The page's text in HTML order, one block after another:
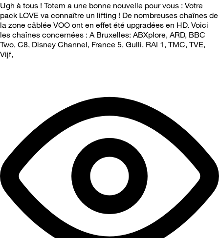
Ugh à tous ! Totem a une bonne nouvelle pour vous : Votre
pack LOVE va connaître un lifting ! De nombreuses chaînes de
la zone câblée VOO ont en effet été upgradées en HD. Voici
les chaînes concernées : A Bruxelles: ABXplore, ARD, BBC
Two, C8, Disney Channel, France 5, Gulli, RAI 1, TMC, TVE,
Vijf,